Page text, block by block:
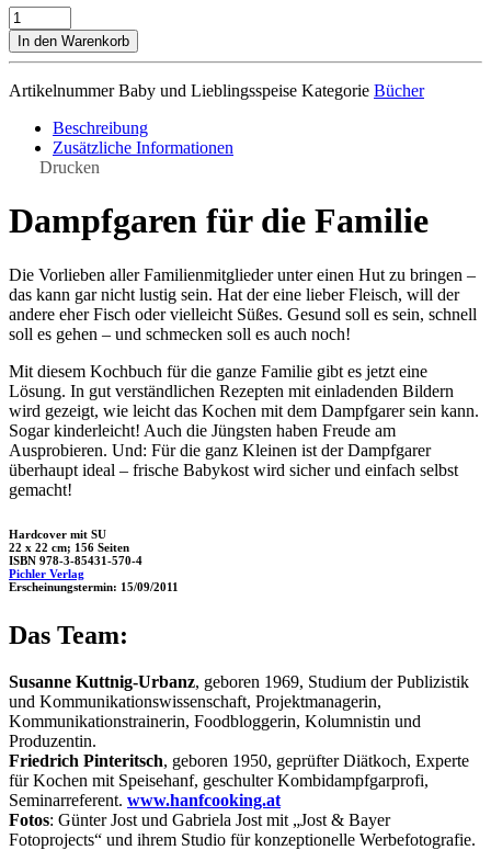
Buch:
"Dampfgaren
von
Babykost
Lieblingsspeise"
Menge
In den Warenkorb
Artikelnummer Baby und Lieblingsspeise Kategorie Bücher
Beschreibung
Zusätzliche Informationen
Drucken
Dampfgaren für die Familie
Die Vorlieben aller Familienmitglieder unter einen Hut zu bringen –
das kann gar nicht lustig sein. Hat der eine lieber Fleisch, will der
andere eher Fisch oder vielleicht Süßes. Gesund soll es sein, schnell
soll es gehen – und schmecken soll es auch noch!
Mit diesem Kochbuch für die ganze Familie gibt es jetzt eine
Lösung. In gut verständlichen Rezepten mit einladenden Bildern
wird gezeigt, wie leicht das Kochen mit dem Dampfgarer sein kann.
Sogar kinderleicht! Auch die Jüngsten haben Freude am
Ausprobieren. Und: Für die ganz Kleinen ist der Dampfgarer
überhaupt ideal – frische Babykost wird sicher und einfach selbst
gemacht!
Hardcover mit SU
22 x 22 cm; 156 Seiten
ISBN 978-3-85431-570-4
Pichler Verlag
Erscheinungstermin: 15/09/2011
Das Team:
Susanne Kuttnig-Urbanz, geboren 1969, Studium der Publizistik
und Kommunikationswissenschaft, Projektmanagerin,
Kommunikationstrainerin, Foodbloggerin, Kolumnistin und
Produzentin.
Friedrich Pinteritsch, geboren 1950, geprüfter Diätkoch, Experte
für Kochen mit Speisehanf, geschulter Kombidampfgarprofi,
Seminarreferent. www.hanfcooking.at
Fotos: Günter Jost und Gabriela Jost mit „Jost & Bayer
Fotoprojects“ und ihrem Studio für konzeptionelle Werbefotografie.